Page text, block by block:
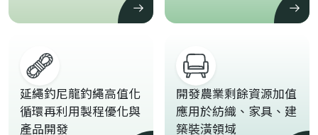
延繩釣尼龍釣繩高值化
循環再利用製程優化與
產品開發
開發農業剩餘資源加值
應用於紡織、家具、建
築裝潢領域